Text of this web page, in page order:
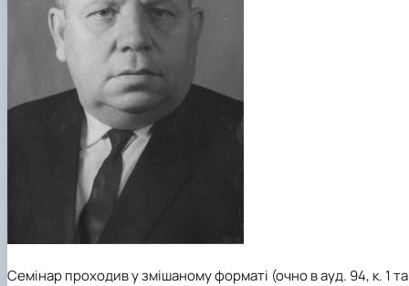
Семінар проходив у змішаному форматі (очно в ауд. 94, к. 1 та